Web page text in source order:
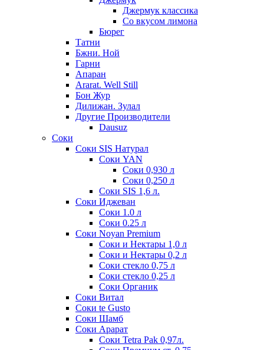
Джермук классика
Со вкусом лимона
Бюрег
Татни
Бжни. Ной
Гарни
Апаран
Ararat. Well Still
Бон Жур
Дилижан. Зулал
Другие Производители
Dausuz
Соки
Соки SIS Натурал
Соки YAN
Соки 0,930 л
Соки 0,250 л
Соки SIS 1,6 л.
Соки Иджеван
Соки 1.0 л
Соки 0.25 л
Соки Noyan Premium
Соки и Нектары 1,0 л
Соки и Нектары 0,2 л
Соки стекло 0,75 л
Соки стекло 0,25 л
Соки Органик
Соки Витал
Соки te Gusto
Соки Шамб
Соки Арарат
Соки Tetra Pak 0,97л.